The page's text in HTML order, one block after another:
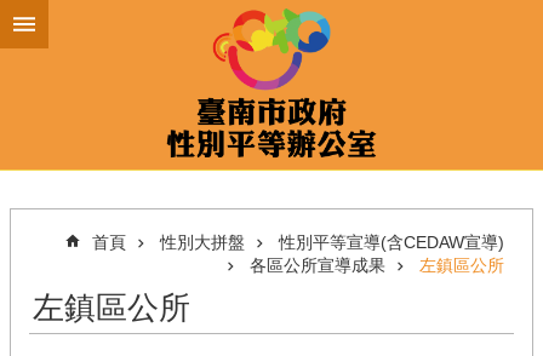
跳到主要內容區塊
首頁 性別大拼盤
性別平等宣導(含CEDAW宣導)
各區公所宣導成果
左鎮區公所
左鎮區公所